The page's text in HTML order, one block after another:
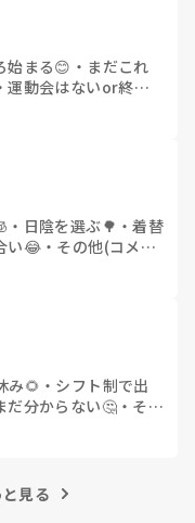
始まる😊 ・ まだこれ
運動会はないor終わ
・ 日陰を選ぶ🌳 ・着替
い😂・ その他(コメン
み🌻 ・ シフト制で出
だ分からない🤔・ その
見る